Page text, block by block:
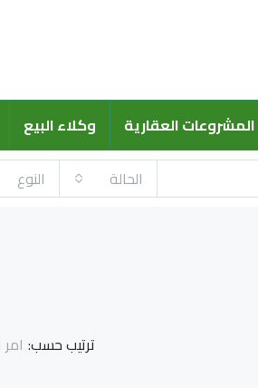
المشروعات العقارية وكلاء البيع
الحالة
النوع
ترتيب حسب: